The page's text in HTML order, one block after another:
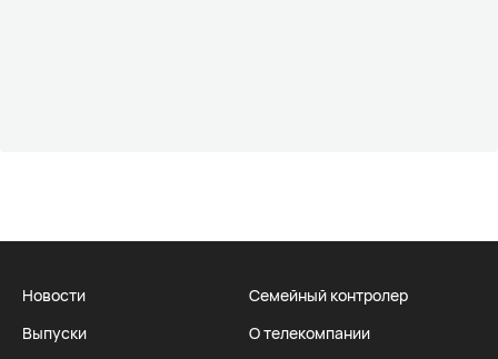
Новости
Выпуски
Семейный контролер
О телекомпании